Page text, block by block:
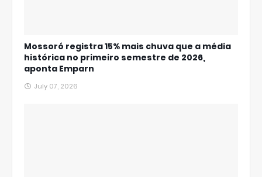
Mossoró registra 15% mais chuva que a média
histórica no primeiro semestre de 2026,
aponta Emparn
July 07, 2026